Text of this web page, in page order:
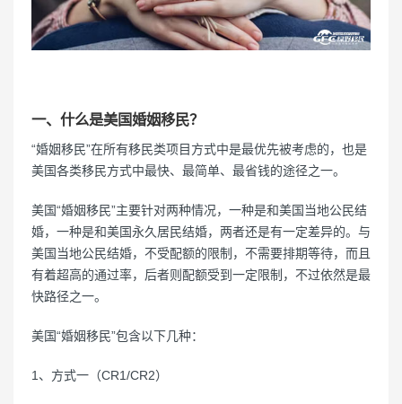
一、什么是美国婚姻移民？
“婚姻移民”在所有移民类项目方式中是最优先被考虑的，也是
美国各类移民方式中最快、最简单、最省钱的途径之一。
美国“婚姻移民”主要针对两种情况，一种是和美国当地公民结
婚，一种是和美国永久居民结婚，两者还是有一定差异的。与
美国当地公民结婚，不受配额的限制，不需要排期等待，而且
有着超高的通过率，后者则配额受到一定限制，不过依然是最
快路径之一。
美国“婚姻移民”包含以下几种：
1、方式一（CR1/CR2）